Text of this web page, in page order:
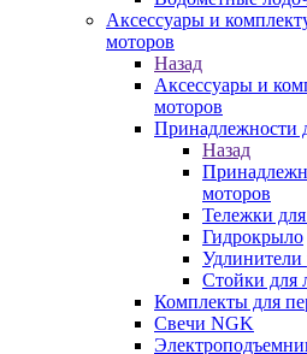
Аксессуары и
моторов
Назад
Аксессуары и
моторов
Принадлежности
Назад
моторов
Тележки
Гидрокрыло
Удлинители
Стойки для
Комплекты для
Свечи NGK